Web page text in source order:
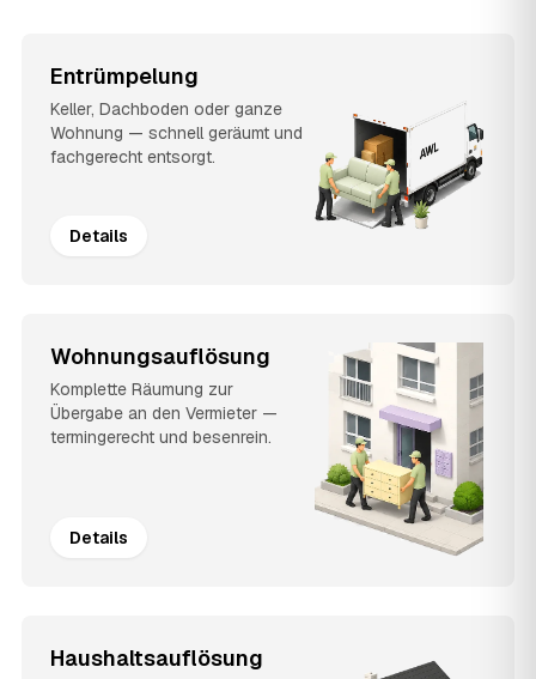
Entrümpelung
Keller, Dachboden oder ganze
Wohnung — schnell geräumt und
fachgerecht entsorgt.
Details
Wohnungsauflösung
Komplette Räumung zur
Übergabe an den Vermieter —
termingerecht und besenrein.
Details
Haushaltsauflösung